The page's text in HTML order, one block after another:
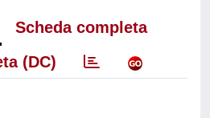
Scheda completa
(DC)